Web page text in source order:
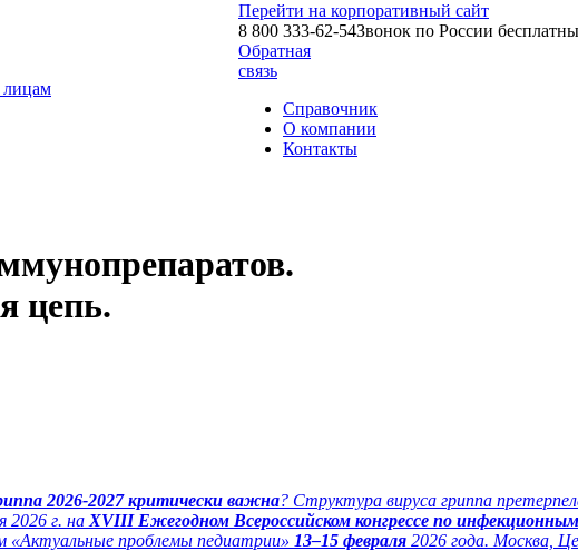
Перейти на корпоративный сайт
8 800 333-62-54Звонок по России
Обратная
связь
Справочник
О компании
Контакты
цепь.
2026-2027 критически важна? Структура вируса гриппа
2026 г. на XVIII Ежегодном Всероссийском конгрессе по
проблемы педиатрии» 13–15 февраля 2026 года. Москва,